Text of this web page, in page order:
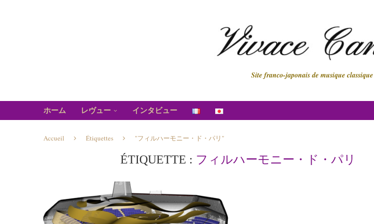
Site franco-japonais de musique
ホーム レヴュー インタビュー
Accueil Étiquettes "フィルハーモニー・ド・パリ"
ÉTIQUETTE : フィルハーモニー・ド・パリ